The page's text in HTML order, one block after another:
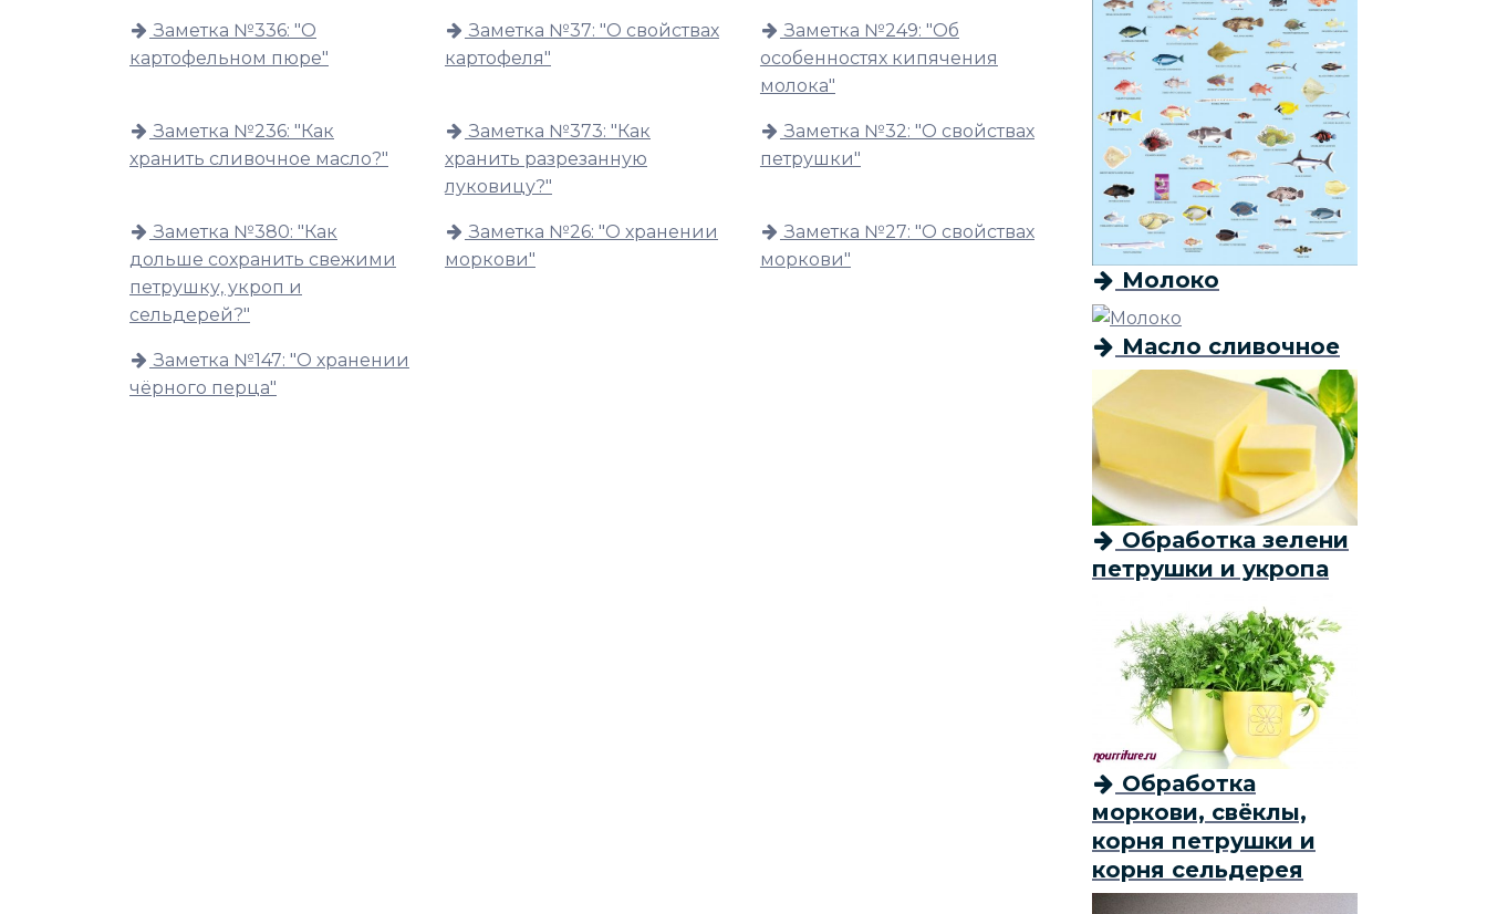
Заметка №336: "О
картофельном пюре"
Заметка №37: "О свойствах
картофеля"
Заметка №249: "Об
особенностях кипячения
молока"
Заметка №236: "Как
хранить сливочное масло?"
Заметка №373: "Как
хранить разрезанную
луковицу?"
Заметка №32: "О свойствах
петрушки"
Заметка №380: "Как
дольше сохранить свежими
петрушку, укроп и
сельдерей?"
Заметка №26: "О хранении
моркови"
Заметка №27: "О свойствах
моркови"
Заметка №147: "О хранении
чёрного перца"
Молоко
Масло сливочное
Обработка зелени
петрушки и укропа
Обработка
моркови, свёклы,
корня петрушки и
корня сельдерея